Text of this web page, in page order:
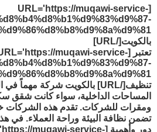
[
URL='https://muqawi-service-
بالكويت[/URL
]
تعتبر [muqawi-service-
تنظيف[/URL] بالكويت شركة مهماً في
المساحات الداخلية، سواء كانت شقق
ومقرات للشركات. تقدم هذه
تضمن نظافة البيئة وراحة العملاء. في
دور وأهمية [muqawi-service-